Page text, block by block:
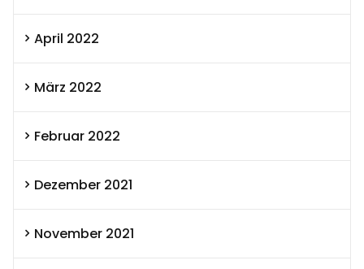
April 2022
März 2022
Februar 2022
Dezember 2021
November 2021